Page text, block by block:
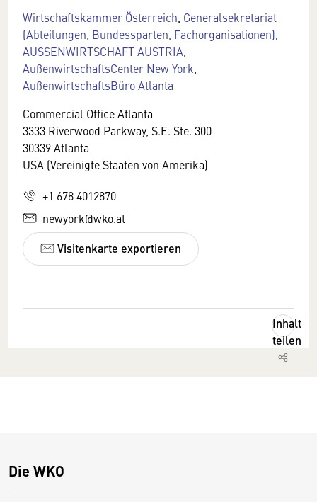
Datenschutzrecht angemessenen
Schutzniveau und insbesondere kann die
US-amerikanische Regierung Zugang zu
diesen Daten erlangen.
Details finden Sie in unserer
Datenschutzerklärung. Sie können diese
Einstellungen jederzeit in den Cookie-
Einstellungen im Footer unserer Webseite
widerrufen.
Wirtschaftskammer Österreich Generalsekretariat
(Abteilungen, Bundessparten, Fachorganisationen)
AUSSENWIRTSCHAFT AUSTRIA
AußenwirtschaftsCenter New York
AußenwirtschaftsBüro Atlanta
Commercial Office Atlanta
3333 Riverwood Parkway, S.E. Ste. 300
30339 Atlanta
USA (Vereinigte Staaten von Amerika)
+1 678 4012870
newyork@wko.at
Visitenkarte exportieren
Inhalt
teilen
Die WKO